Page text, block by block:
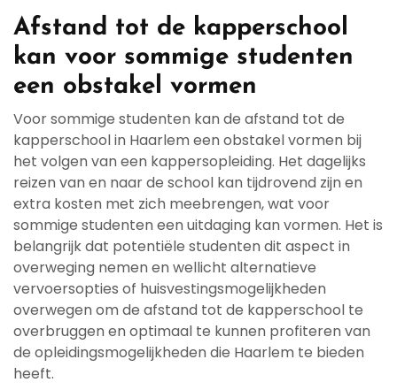
Afstand tot de kapperschool
kan voor sommige studenten
een obstakel vormen
Voor sommige studenten kan de afstand tot de
kapperschool in Haarlem een obstakel vormen bij
het volgen van een kappersopleiding. Het dagelijks
reizen van en naar de school kan tijdrovend zijn en
extra kosten met zich meebrengen, wat voor
sommige studenten een uitdaging kan vormen. Het is
belangrijk dat potentiële studenten dit aspect in
overweging nemen en wellicht alternatieve
vervoersopties of huisvestingsmogelijkheden
overwegen om de afstand tot de kapperschool te
overbruggen en optimaal te kunnen profiteren van
de opleidingsmogelijkheden die Haarlem te bieden
heeft.